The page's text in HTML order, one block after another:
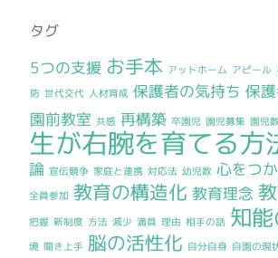
タグ
5つの支援 お手本 アットホーム アピール
防 世代交代 人材育成 保護者の気持ち 保
園前教室 共感 再構築 卒園児 園児募集 園児
生が右腕を育てる方
論 宣伝競争 家庭と連携 対応法 幼児数 心をつ
全員参加 教育の構造化 教育理念
把握 新制度 方法 減少 満員 理由 相手の話 知
境 聞き上手 脳の活性化 自分自身 自園の現